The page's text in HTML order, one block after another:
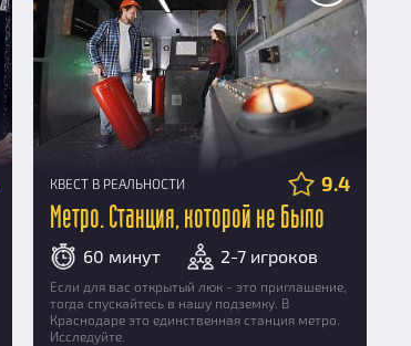
КВЕСТ В РЕАЛЬНОСТИ 9.4
Метро. Станция, которой не было
60 минут 2-7 игроков
Если для вас открытый люк - это приглашение,
тогда спускайтесь в нашу подземку. В
Краснодаре это единственная станция метро.
Исследуйте.